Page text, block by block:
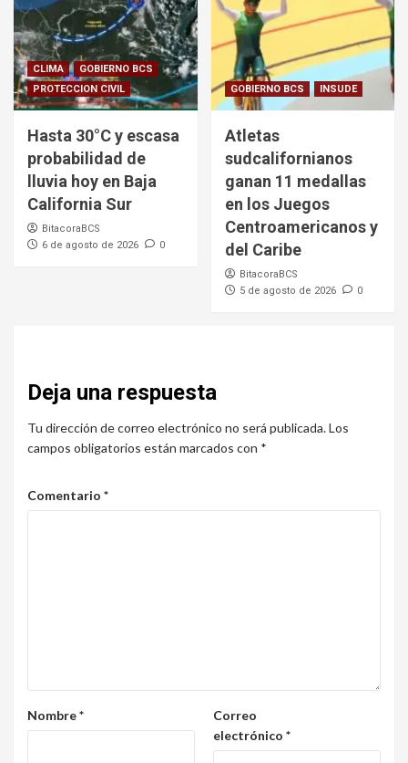
CLIMA
GOBIERNO BCS
PROTECCION CIVIL
Hasta 30°C y escasa
probabilidad de
lluvia hoy en Baja
California Sur
BitacoraBCS
6 de agosto de 2026
0
GOBIERNO BCS INSUDE
Atletas
sudcalifornianos
ganan 11 medallas
en los Juegos
Centroamericanos y
del Caribe
BitacoraBCS
5 de agosto de 2026
0
Deja una respuesta
Tu dirección de correo electrónico no será publicada.Los
campos obligatorios están marcados con *
Comentario *
Nombre*
Correo
electrónico *